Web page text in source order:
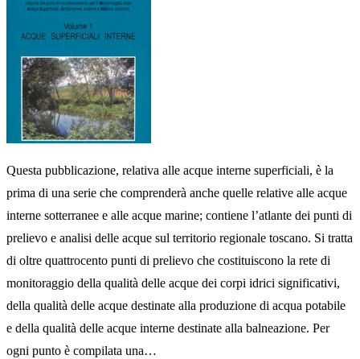
Questa pubblicazione, relativa alle acque interne superficiali, è la
prima di una serie che comprenderà anche quelle relative alle acque
interne sotterranee e alle acque marine; contiene l’atlante dei punti di
prelievo e analisi delle acque sul territorio regionale toscano. Si tratta
di oltre quattrocento punti di prelievo che costituiscono la rete di
monitoraggio della qualità delle acque dei corpi idrici significativi,
della qualità delle acque destinate alla produzione di acqua potabile
e della qualità delle acque interne destinate alla balneazione. Per
ogni punto è compilata una…